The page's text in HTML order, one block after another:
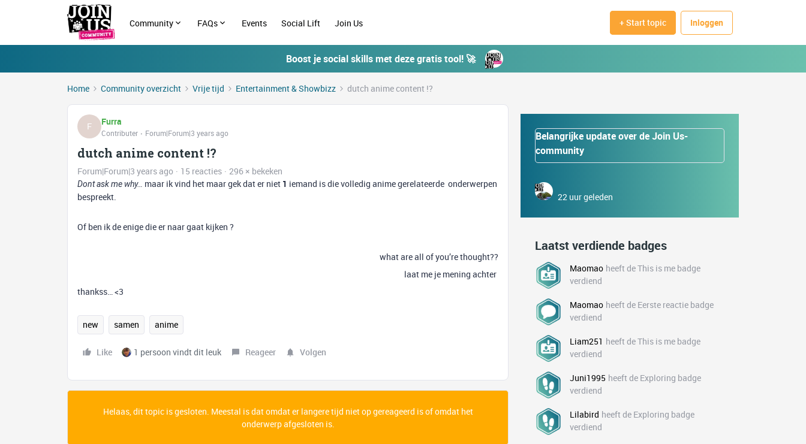
Community FAQs Events Social Lift Join Us + Start topic Inloggen
Boost je social skills met deze gratis tool! 🚀
Home Community overzicht Vrije tijd Entertainment & Showbizz dutch anime content !?
F Furra
Contributer Forum|Forum|3 years ago
dutch anime content !?
Forum|Forum|3 years ago 15 reacties 296 × bekeken
Dont ask me why… maar ik vind het maar gek dat er niet 1 iemand is die volledig anime gerelateerde onderwerpen
bespreekt.
Of ben ik de enige die er naar gaat kijken ?
what are all of you’re thought??
laat me je mening achter
thankss… <3
new samen anime
Like 1 persoon vindt dit leuk Reageer Volgen
Helaas, dit topic is gesloten. Meestal is dat omdat er langere tijd niet op gereageerd is of omdat het
onderwerp afgesloten is.
Belangrijke update over de Join Us-
community
22 uur geleden
Laatst verdiende badges
Maomao heeft de This is me badge
verdiend
Maomao heeft de Eerste reactie badge
verdiend
Liam251 heeft de This is me badge
verdiend
Juni1995 heeft de Exploring badge
verdiend
Lilabird heeft de Exploring badge
verdiend